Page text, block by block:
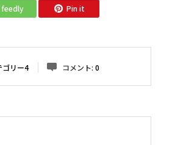
feedly Pin it
ゴリー4 コメント: 0